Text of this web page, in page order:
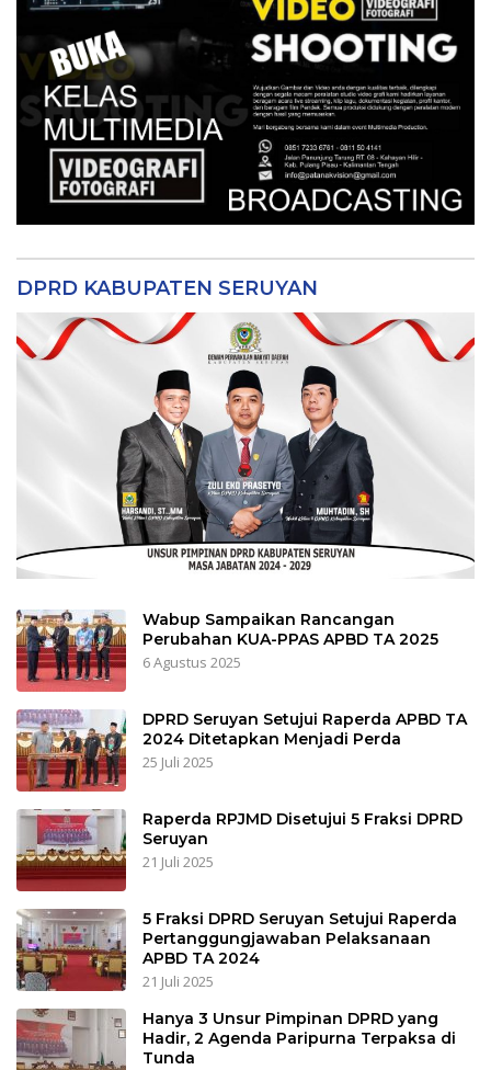
DPRD KABUPATEN SERUYAN
Wabup Sampaikan Rancangan
Perubahan KUA-PPAS APBD TA 2025
6 Agustus 2025
DPRD Seruyan Setujui Raperda APBD TA
2024 Ditetapkan Menjadi Perda
25 Juli 2025
Raperda RPJMD Disetujui 5 Fraksi DPRD
Seruyan
21 Juli 2025
5 Fraksi DPRD Seruyan Setujui Raperda
Pertanggungjawaban Pelaksanaan
APBD TA 2024
21 Juli 2025
Hanya 3 Unsur Pimpinan DPRD yang
Hadir, 2 Agenda Paripurna Terpaksa di
Tunda